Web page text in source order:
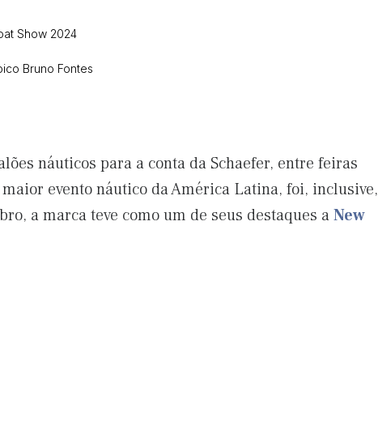
Show 2024
Bruno Fontes
náuticos para a conta da Schaefer, entre feiras
maior evento náutico da América Latina, foi, inclusive,
a marca teve como um de seus destaques aNew